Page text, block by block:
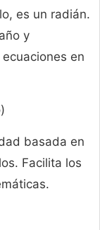
es un radián.
y
en
basada en
Facilita los